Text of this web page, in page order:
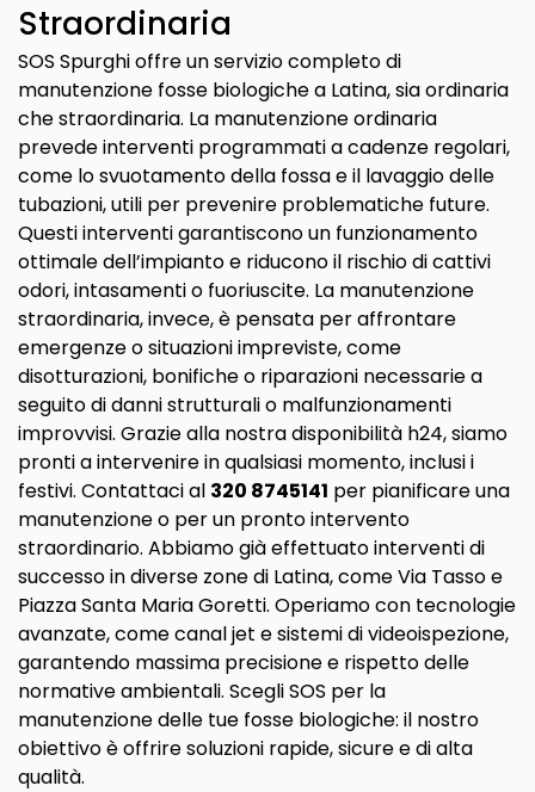
Straordinaria
SOS Spurghi offre un servizio completo di
manutenzione fosse biologiche a Latina, sia ordinaria
che straordinaria. La manutenzione ordinaria
prevede interventi programmati a cadenze regolari,
come lo svuotamento della fossa e il lavaggio delle
tubazioni, utili per prevenire problematiche future.
Questi interventi garantiscono un funzionamento
ottimale dell’impianto e riducono il rischio di cattivi
odori, intasamenti o fuoriuscite. La manutenzione
straordinaria, invece, è pensata per affrontare
emergenze o situazioni impreviste, come
disotturazioni, bonifiche o riparazioni necessarie a
seguito di danni strutturali o malfunzionamenti
improvvisi. Grazie alla nostra disponibilità h24, siamo
pronti a intervenire in qualsiasi momento, inclusi i
festivi. Contattaci al 320 8745141 per pianificare una
manutenzione o per un pronto intervento
straordinario. Abbiamo già effettuato interventi di
successo in diverse zone di Latina, come Via Tasso e
Piazza Santa Maria Goretti. Operiamo con tecnologie
avanzate, come canal jet e sistemi di videoispezione,
garantendo massima precisione e rispetto delle
normative ambientali. Scegli SOS per la
manutenzione delle tue fosse biologiche: il nostro
obiettivo è offrire soluzioni rapide, sicure e di alta
qualità.